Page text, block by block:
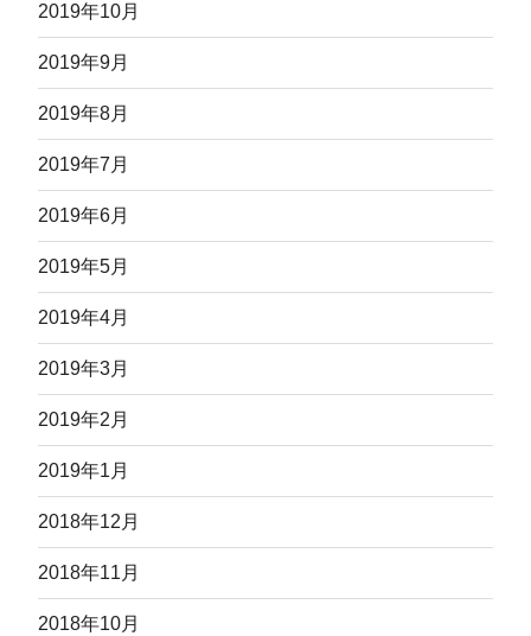
2019年10月
2019年9月
2019年8月
2019年7月
2019年6月
2019年5月
2019年4月
2019年3月
2019年2月
2019年1月
2018年12月
2018年11月
2018年10月